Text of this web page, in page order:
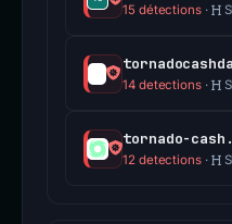
15 détections·
14 detections·
tornado-
12 detections·